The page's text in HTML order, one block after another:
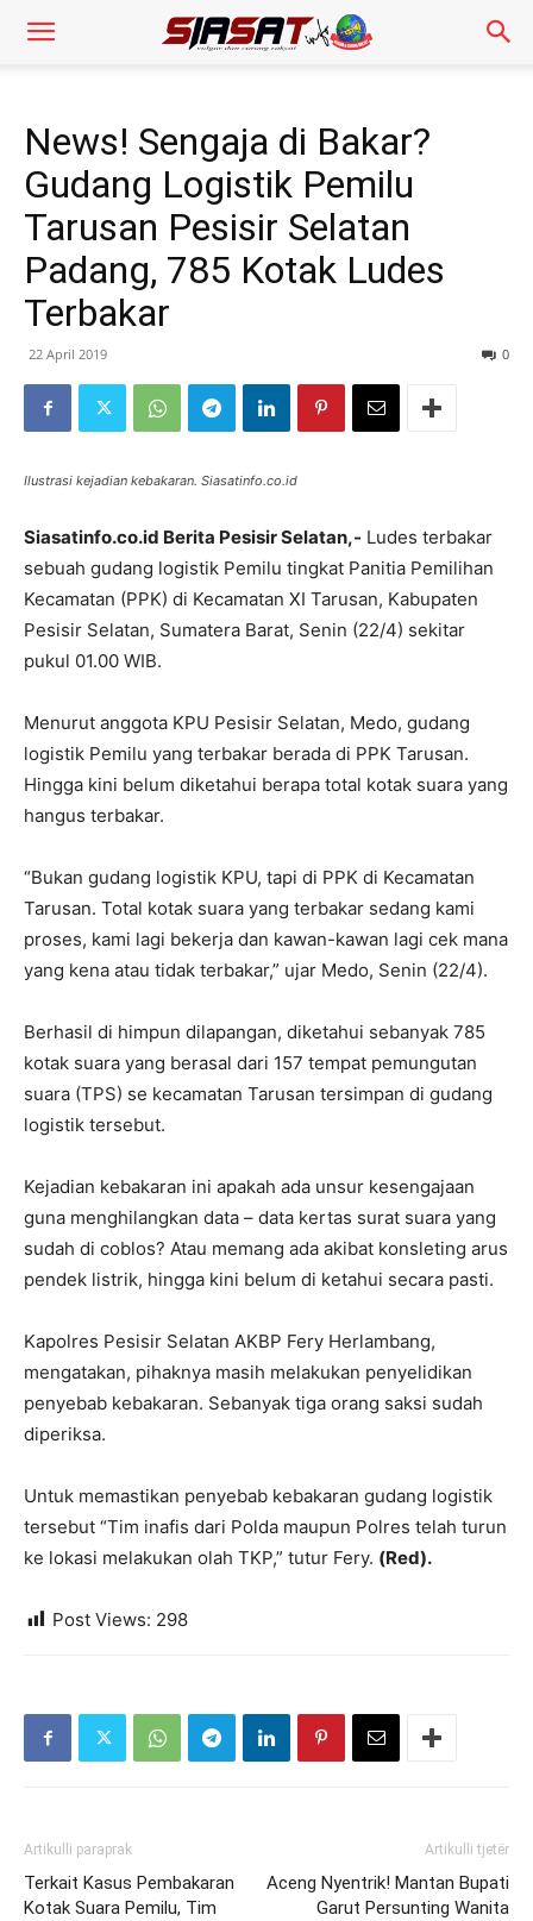
News! Sengaja di Bakar?
Gudang Logistik Pemilu
Tarusan Pesisir Selatan
Padang, 785 Kotak Ludes
Terbakar
22 April 2019 0
Ilustrasi kejadian kebakaran. Siasatinfo.co.id
Siasatinfo.co.id Berita Pesisir Selatan,- Ludes terbakar
sebuah gudang logistik Pemilu tingkat Panitia Pemilihan
Kecamatan (PPK) di Kecamatan XI Tarusan, Kabupaten
Pesisir Selatan, Sumatera Barat, Senin (22/4) sekitar
pukul 01.00 WIB.
Menurut anggota KPU Pesisir Selatan, Medo, gudang
logistik Pemilu yang terbakar berada di PPK Tarusan.
Hingga kini belum diketahui berapa total kotak suara yang
hangus terbakar.
“Bukan gudang logistik KPU, tapi di PPK di Kecamatan
Tarusan. Total kotak suara yang terbakar sedang kami
proses, kami lagi bekerja dan kawan-kawan lagi cek mana
yang kena atau tidak terbakar,” ujar Medo, Senin (22/4).
Berhasil di himpun dilapangan, diketahui sebanyak 785
kotak suara yang berasal dari 157 tempat pemungutan
suara (TPS) se kecamatan Tarusan tersimpan di gudang
logistik tersebut.
Kejadian kebakaran ini apakah ada unsur kesengajaan
guna menghilangkan data – data kertas surat suara yang
sudah di coblos? Atau memang ada akibat konsleting arus
pendek listrik, hingga kini belum di ketahui secara pasti.
Kapolres Pesisir Selatan AKBP Fery Herlambang,
mengatakan, pihaknya masih melakukan penyelidikan
penyebab kebakaran. Sebanyak tiga orang saksi sudah
diperiksa.
Untuk memastikan penyebab kebakaran gudang logistik
tersebut “Tim inafis dari Polda maupun Polres telah turun
ke lokasi melakukan olah TKP,” tutur Fery. (Red).
Post Views: 298
Artikulli paraprak
Terkait Kasus Pembakaran
Kotak Suara Pemilu, Tim
Artikulli tjetër
Aceng Nyentrik! Mantan Bupati
Garut Persunting Wanita